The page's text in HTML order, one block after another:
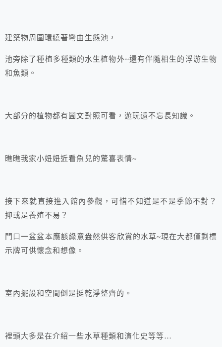
建築物周圍環繞著彎曲生態池，
池旁除了種植多種類的水生植物外~還有伴隨相生的浮游生物
和魚類。
大部分的植物都有圖文對照可看，遊玩還不忘長知識。
瞧瞧我家小妞妞近看魚兒的驚喜表情~
接下來就直接進入館內參觀，可惜不知道是不是季節不對？
抑或是養殖不易？
門口一盆盆本應該綠意盎然供客欣賞的水草~現在大都僅剩標
示牌可供懷念和想像。
室內擺設和空間倒是挺乾淨整齊的。
裡頭大多是在介紹一些水草種類和演化史等等…